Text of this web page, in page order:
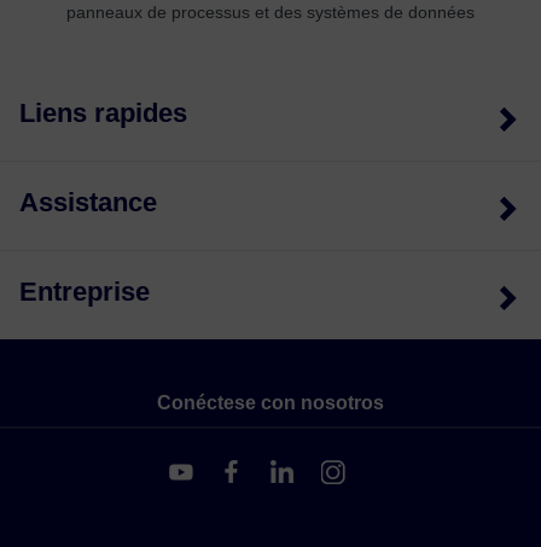
panneaux de processus et des systèmes de données
Liens rapides
Assistance
Entreprise
Conéctese con nosotros